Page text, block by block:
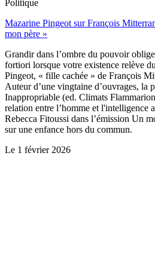
Politique
Mazarine Pingeot sur François
mon père »
Grandir dans l’ombre du pouvoir
fortiori lorsque votre existence relève
Pingeot, « fille cachée » de François
Auteur d’une vingtaine d’ouvrages, la
Inappropriable (ed. Climats
relation entre l’homme et l'intelligence
Rebecca Fitoussi dans l’émission Un
sur une enfance hors du commun.
Le 1 février 2026